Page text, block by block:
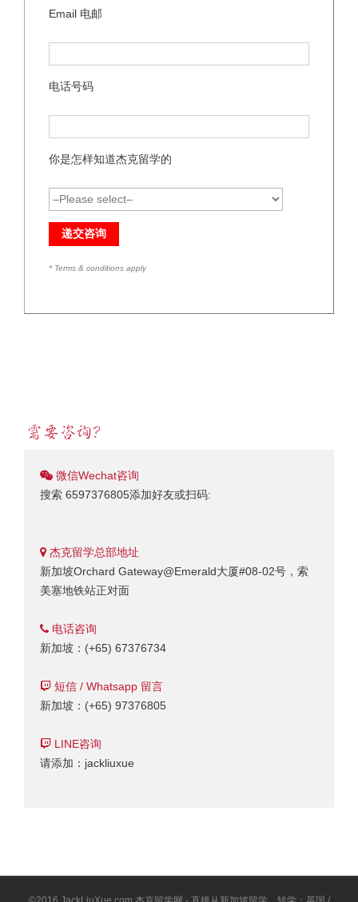
Email 电邮
电话号码
你是怎样知道杰克留学的
* Terms & conditions apply
微信Wechat咨询
搜索 6597376805添加好友或扫码:
杰克留学总部地址
新加坡Orchard Gateway@Emerald大厦#08-02号，索
美塞地铁站正对面
电话咨询
新加坡：(+65) 67376734
短信 / Whatsapp 留言
新加坡：(+65) 97376805
LINE咨询
请添加：jackliuxue